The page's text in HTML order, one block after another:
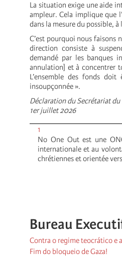
La situation exige une aide
ampleur. Cela implique que
dans la mesure du possible,
C’est pourquoi nous faisons
direction consiste à
demandé par les banques
annulation] et à concentrer
L’ensemble des fonds
insoupçonnée ».
Déclaration du Secrétariat
1er juillet 2026
1
No One Out est une
internationale et au
chrétiennes et orientée
Bureau
Contra o regime teocrático e
Fim do bloqueio de Gaza!